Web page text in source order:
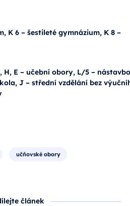
K 6 – šestileté gymnázium, K 8 –
E – učební obory, L/5 –
J – střední vzdělání bez
učňovské obory
článek